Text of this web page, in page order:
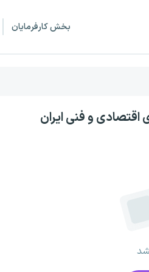
بخش کارفرمایان
اقتصادی و فنی ایران